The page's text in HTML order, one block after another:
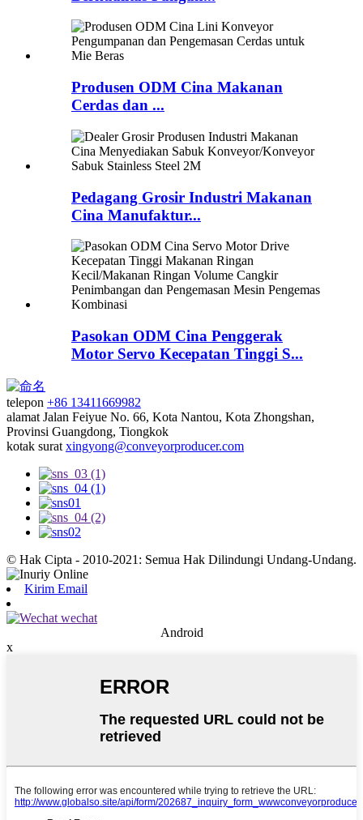
Produsen ODM Cina Makanan
Cerdas dan ...
Pedagang Grosir Industri Makanan
Cina Manufaktur...
Pasokan ODM Cina Penggerak
Motor Servo Kecepatan Tinggi S...
telepon +86 13411669982
alamat Jalan Feiyue No. 66, Kota Nantou, Kota Zhongshan,
Provinsi Guangdong, Tiongkok
kotak surat xingyong@conveyorproducer.com
© Hak Cipta - 2010-2021: Semua Hak Dilindungi Undang-Undang.
Kirim Email
Android
x